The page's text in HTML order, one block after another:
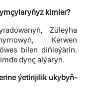
kimler?
Züleýha
Kerwen
bilen diňleýärin.
dynç alýaryn.
ýetirijilik ukybyň-